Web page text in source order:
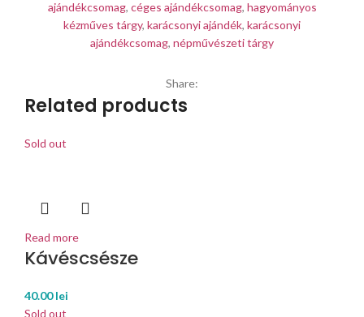
ajándékcsomag, céges ajándékcsomag, hagyományos
kézműves tárgy, karácsonyi ajándék, karácsonyi
ajándékcsomag, népművészeti tárgy
Share:
Related products
Sold out
Read more
Kávéscsésze
40.00lei
Sold out